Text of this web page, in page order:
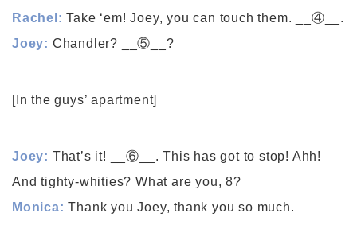
Rachel: Take ‘em! Joey, you can touch them. __④__.
Joey: Chandler? __⑤__?
[In the guys’ apartment]
Joey: That’s it! __⑥__. This has got to stop! Ahh!
And tighty-whities? What are you, 8?
Monica: Thank you Joey, thank you so much.